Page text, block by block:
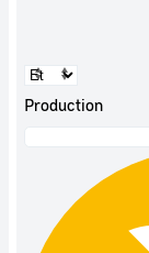
Production